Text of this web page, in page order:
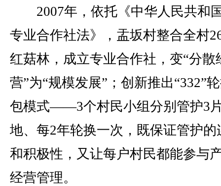
2007年，依托《中华人民共和
专业合作社法》，盂坂村整合全村
红菇林，成立专业合作社，变“分散
营”为“规模发展”；创新推出“332”
包模式——3个村民小组分别管护3
地、每2年轮换一次，既保证管护的
和积极性，又让每户村民都能参与
经营管理。